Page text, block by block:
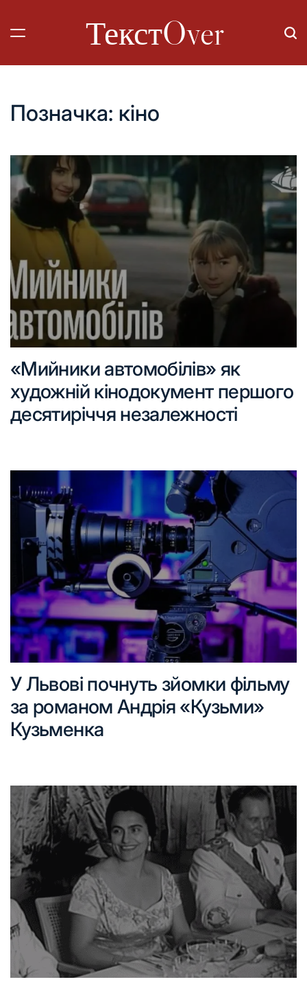
вмісту
ТекстOver
Позначка: кіно
«Мийники автомобілів» як
художній кінодокумент першого
десятиріччя незалежності
У Львові почнуть зйомки фільму
за романом Андрія «Кузьми»
Кузьменка